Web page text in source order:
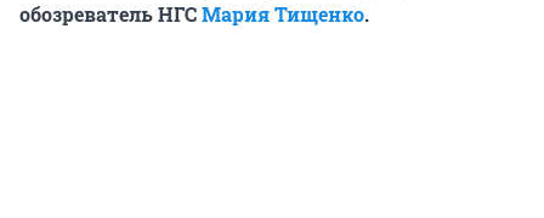
обозреватель НГСМария Тищенко.